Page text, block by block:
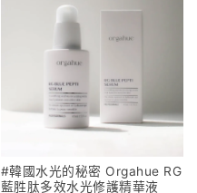
#韓國水光的秘密 Orgahue RG
藍胜肽多效水光修護精華液